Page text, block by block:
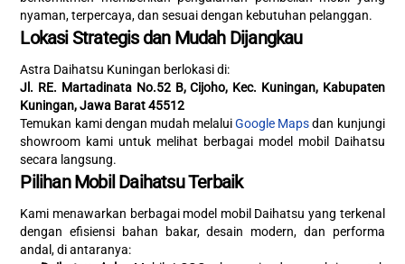
nyaman, terpercaya, dan sesuai dengan kebutuhan pelanggan.
Lokasi Strategis dan Mudah Dijangkau
Astra Daihatsu Kuningan berlokasi di:
Jl. RE. Martadinata No.52 B, Cijoho, Kec. Kuningan, Kabupaten
Kuningan, Jawa Barat 45512
Temukan kami dengan mudah melaluiGoogle Mapsdan kunjungi
showroom kami untuk melihat berbagai model mobil Daihatsu
secara langsung.
Pilihan Mobil Daihatsu Terbaik
Kami menawarkan berbagai model mobil Daihatsu yang terkenal
dengan efisiensi bahan bakar, desain modern, dan performa
andal, di antaranya: